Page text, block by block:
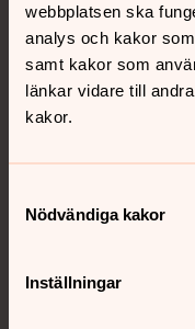
webbplatsen ska
analys och kakor
samt kakor som
länkar vidare till
kakor.
Nödvändiga kakor
Inställningar
Kontakt